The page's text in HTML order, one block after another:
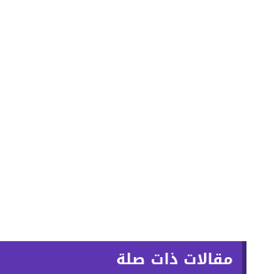
مقالات ذات صلة